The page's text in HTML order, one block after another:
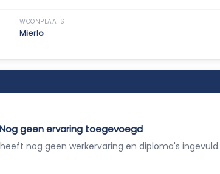
WOONPLAATS
Mierlo
Nog geen ervaring toegevoegd
nog geen werkervaring en diploma's ingevuld.